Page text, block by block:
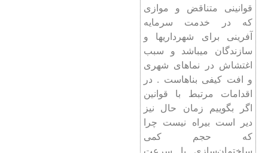
قوانینی متناقض و موازی
که در خدمت سرمایه
آفرینی برای شهرداریها و
سازندگان میباشد و سبب
اغتشاش در نماهای شهری
و افت کیفی بناهاست . در
اقدامات مرتبط با قوانین
اگر بگوییم زمان حال نیز
دیر است بیراه نیست چرا
که حجم کمی
ساختمان‌سازی با سرعت